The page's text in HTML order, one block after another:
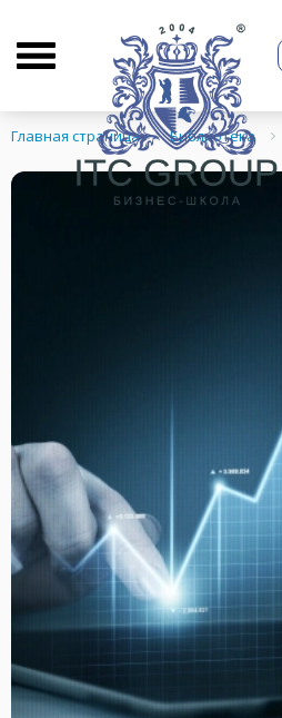
О бизнес-школе
Главная страница Библиотека